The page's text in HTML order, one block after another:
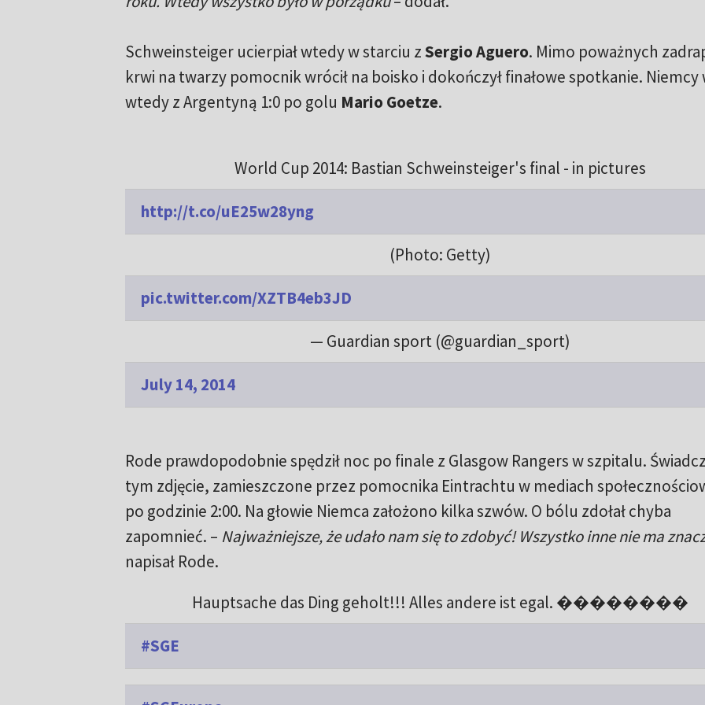
Schweinsteiger ucierpiał wtedy w starciu zSergio Aguero. Mimo poważnych
krwi na twarzy pomocnik wrócił na boisko i dokończył finałowe spotkanie. Niemcy
wtedy z Argentyną 1:0 po golu Mario Goetze.
World Cup 2014: Bastian Schweinsteiger's final - in pictures
http://t.co/uE25w28yng
(Photo: Getty)
pic.twitter.com/XZTB4eb3JD
— Guardian sport (@guardian_sport)
July 14, 2014
Rode prawdopodobnie spędził noc po finale z Glasgow Rangers w szpitalu.
tym zdjęcie, zamieszczone przez pomocnika Eintrachtu w mediach
po godzinie 2:00. Na głowie Niemca założono kilka szwów. O bólu zdołał chyba
zapomnieć. – Najważniejsze, że udało nam się to zdobyć! Wszystko inne nie ma
napisał Rode.
Hauptsache das Ding geholt!!! Alles andere ist egal. ��������
#SGE